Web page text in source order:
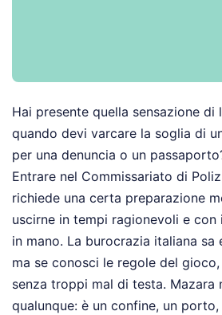
Hai presente quella sensazione di
quando devi varcare la soglia di
per una denuncia o un
Entrare nel Commissariato di
richiede una certa preparazione
uscirne in tempi ragionevoli e
in mano. La burocrazia italiana sa
ma se conosci le regole del
senza troppi mal di testa. Mazara
qualunque: è un confine, un